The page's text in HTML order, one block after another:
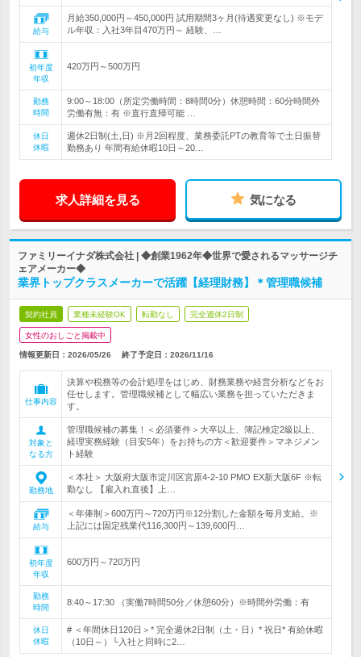
給与
月給350,000円～450,000円 試用期間3ヶ月(待遇変更なし) ※モデ
ル年収：入社3年目470万円～ 経験、…
初年度
年収
420万円～500万円
勤務
時間
9:00～18:00（所定労働時間：8時間0分）休憩時間：60分時間外
労働有無：有 ※直行直帰可能 …
休日
休暇
週休2日制(土,日) ※月2回程度、業務委託PTの教育等で土日振替
勤務あり 年間有給休暇10日～20…
求人詳細を見る 気になる
ファミリーイナダ株式会社 | ◆創業1962年◆世界で愛されるマッサージチ
ェアメーカー◆
業界トップクラスメーカーで活躍【経理財務】＊管理職候補
契約社員 業種未経験OK 転勤なし 完全週休2日制
女性のおしごと掲載中
情報更新日：2026/05/26 終了予定日： 2026/11/16
仕事内容
決算や税務等の会計処理をはじめ、財務業務や経営分析などをお
任せします。管理職候補として幅広い業務を担っていただきま
す。
対象と
なる方
管理職候補の募集！＜必須要件＞大卒以上、簿記検定2級以上、
経理実務経験（目安5年）をお持ちの方＜歓迎要件＞マネジメン
ト経験
勤務地
＜本社＞ 大阪府大阪市淀川区宮原4-2-10 PMO EX新大阪6F ※転
勤なし 【雇入れ直後】上…
給与
＜年俸制＞600万円～720万円※12分割した金額を毎月支給。※
上記には固定残業代116,300円～139,600円…
初年度
年収
600万円～720万円
勤務
時間
8:40～17:30 （実働7時間50分／休憩60分）※時間外労働：有
休日
休暇
# ＜年間休日120日＞* 完全週休2日制（土・日）* 祝日* 有給休暇
（10日～）└入社と同時に2…